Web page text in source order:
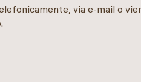
via e-mail o